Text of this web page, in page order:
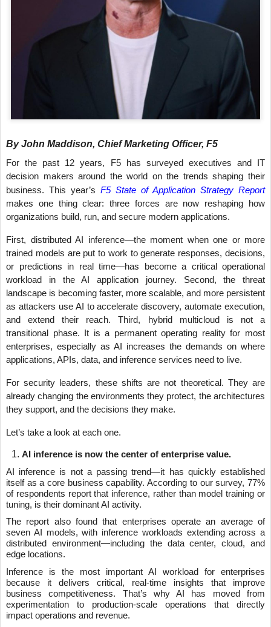
By John Maddison, Chief Marketing Officer, F5
For the past 12 years, F5 has surveyed executives and IT
decision makers around the world on the trends shaping their
business. This year’s F5 State of Application Strategy Report
makes one thing clear: three forces are now reshaping how
organizations build, run, and secure modern applications.
First, distributed AI inference—the moment when one or more
trained models are put to work to generate responses, decisions,
or predictions in real time—has become a critical operational
workload in the AI application journey. Second, the threat
landscape is becoming faster, more scalable, and more persistent
as attackers use AI to accelerate discovery, automate execution,
and extend their reach. Third, hybrid multicloud is not a
transitional phase. It is a permanent operating reality for most
enterprises, especially as AI increases the demands on where
applications, APIs, data, and inference services need to live.
For security leaders, these shifts are not theoretical. They are
already changing the environments they protect, the architectures
they support, and the decisions they make.
Let’s take a look at each one.
AI inference is now the center of enterprise value.
AI inference is not a passing trend—it has quickly established
itself as a core business capability. According to our survey, 77%
of respondents report that inference, rather than model training or
tuning, is their dominant AI activity.
The report also found that enterprises operate an average of
seven AI models, with inference workloads extending across a
distributed environment—including the data center, cloud, and
edge locations.
Inference is the most important AI workload for enterprises
because it delivers critical, real-time insights that improve
business competitiveness. That’s why AI has moved from
experimentation to production-scale operations that directly
impact operations and revenue.